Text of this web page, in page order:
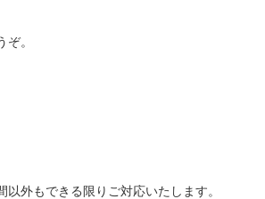
。
外もできる限りご対応いたします。